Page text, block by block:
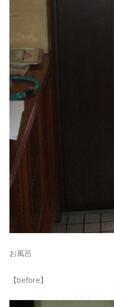
お風呂
【before】